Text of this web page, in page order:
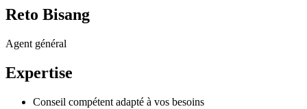
Reto Bisang
Agent général
Expertise
Conseil compétent adapté à vos besoins